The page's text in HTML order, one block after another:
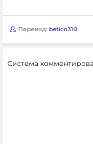
Перевод: betico310
Система